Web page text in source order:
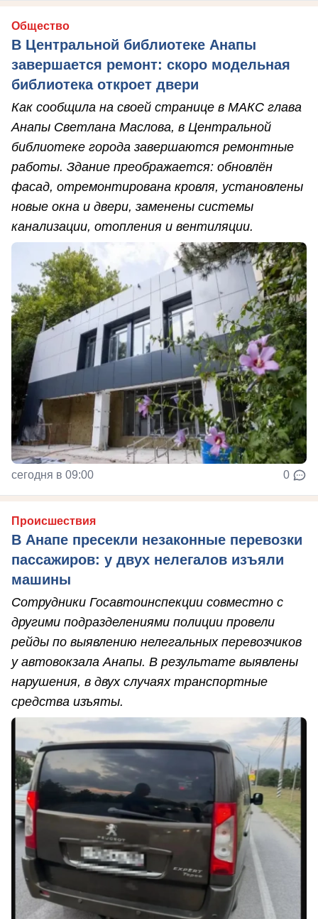
Общество
В Центральной библиотеке Анапы
завершается ремонт: скоро модельная
библиотека откроет двери
Как сообщила на своей странице в МАКС глава
Анапы Светлана Маслова, в Центральной
библиотеке города завершаются ремонтные
работы. Здание преображается: обновлён
фасад, отремонтирована кровля, установлены
новые окна и двери, заменены системы
канализации, отопления и вентиляции.
сегодня в 09:00 0
Происшествия
В Анапе пресекли незаконные перевозки
пассажиров: у двух нелегалов изъяли
машины
Сотрудники Госавтоинспекции совместно с
другими подразделениями полиции провели
рейды по выявлению нелегальных перевозчиков
у автовокзала Анапы. В результате выявлены
нарушения, в двух случаях транспортные
средства изъяты.